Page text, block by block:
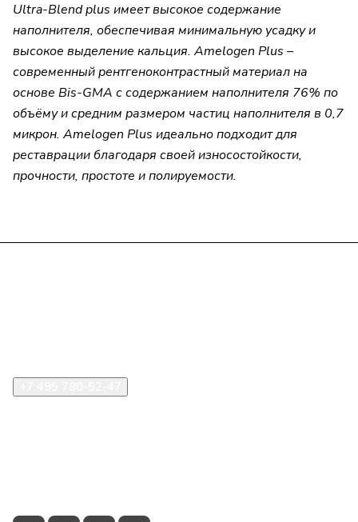
Ultra-Blend plus имеет высокое содержание
наполнителя, обеспечивая минимальную усадку и
высокое выделение кальция. Amelogen Plus –
современный рентгеноконтрастный материал на
основе Bis-GMA с содержанием наполнителя 76% по
объёму и средним размером частиц наполнителя в 0,7
микрон. Amelogen Plus идеально подходит для
реставрации благодаря своей износостойкости,
прочности, простоте и полируемости.